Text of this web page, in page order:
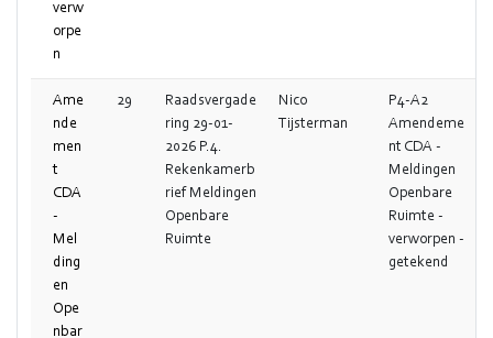
verw
orpe
n
Ame
nde
men
t
CDA
-
Mel
ding
en
Ope
nbar
29
Raadsvergade
ring 29-01-
2026 P.4.
Rekenkamerb
rief Meldingen
Openbare
Ruimte
Nico
Tijsterman
P4-A2
Amendeme
nt CDA -
Meldingen
Openbare
Ruimte -
verworpen -
getekend